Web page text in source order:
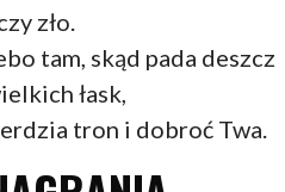
zło.
tam, skąd pada deszcz
łask,
tron i dobroć Twa.